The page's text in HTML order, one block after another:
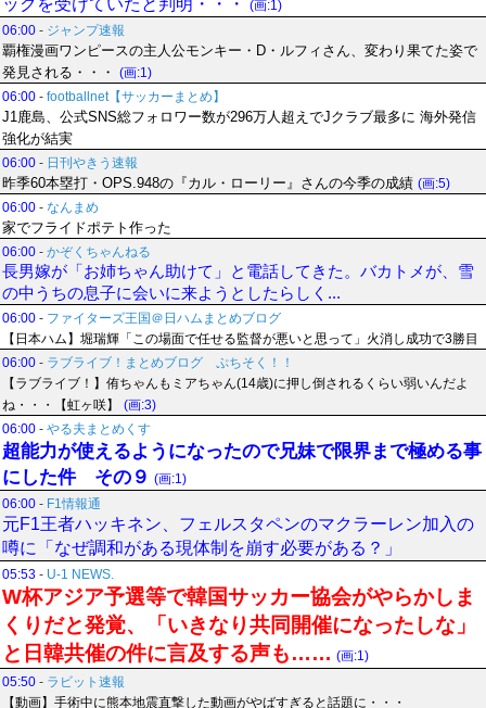
ックを受けていたと判明・・・
(画:1)
06:00 - ジャンプ速報
覇権漫画ワンピースの主人公モンキー・D・ルフィさん、変わり果てた姿で
発見される・・・
(画:1)
06:00 - footballnet【サッカーまとめ】
J1鹿島、公式SNS総フォロワー数が296万人超えでJクラブ最多に 海外発信
強化が結実
06:00 - 日刊やきう速報
昨季60本塁打・OPS.948の『カル・ローリー』さんの今季の成績 (画:5)
06:00 - なんまめ
家でフライドポテト作った
06:00 - かぞくちゃんねる
長男嫁が「お姉ちゃん助けて」と電話してきた。バカトメが、雪
の中うちの息子に会いに来ようとしたらしく...
06:00 - ファイターズ王国＠日ハムまとめブログ
【日本ハム】堀瑞輝「この場面で任せる監督が悪いと思って」火消し成功で3勝目
06:00 - ラブライブ！まとめブログ ぷちそく！！
【ラブライブ！】侑ちゃんもミアちゃん(14歳)に押し倒されるくらい弱いんだよ
ね・・・【虹ヶ咲】
(画:3)
06:00 - やる夫まとめくす
超能力が使えるようになったので兄妹で限界まで極める事
にした件 その９ (画:1)
06:00 - F1情報通
元F1王者ハッキネン、フェルスタペンのマクラーレン加入の
噂に「なぜ調和がある現体制を崩す必要がある？」
05:53 - U-1 NEWS.
W杯アジア予選等で韓国サッカー協会がやらかしま
くりだと発覚、「いきなり共同開催になったしな」
と日韓共催の件に言及する声も…… (画:1)
05:50 - ラビット速報
【動画】手術中に熊本地震直撃した動画がやばすぎると話題に・・・